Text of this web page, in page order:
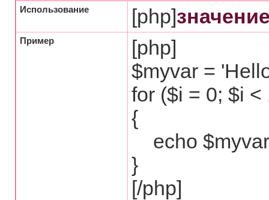
Использование [php]
Пример
[php]
$myvar =
for ($i = 0; $i <
{
echo
}
[/php]